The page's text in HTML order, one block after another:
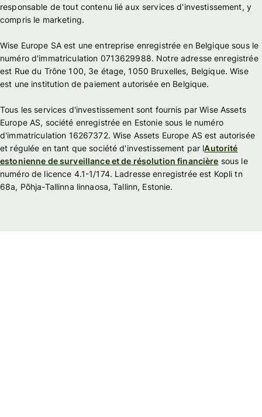
responsable de tout contenu lié aux services d'investissement, y
compris le marketing.
Wise Europe SA est une entreprise enregistrée en Belgique sous le
numéro d'immatriculation 0713629988. Notre adresse enregistrée
est Rue du Trône 100, 3e étage, 1050 Bruxelles, Belgique. Wise
est une institution de paiement autorisée en Belgique.
Tous les services d'investissement sont fournis par Wise Assets
Europe AS, société enregistrée en Estonie sous le numéro
d'immatriculation 16267372. Wise Assets Europe AS est autorisée
et régulée en tant que société d'investissement par lAutorité
estonienne de surveillance et de résolution financière sous le
numéro de licence 4.1-1/174. Ladresse enregistrée est Kopli tn
68a, Põhja-Tallinna linnaosa, Tallinn, Estonie.